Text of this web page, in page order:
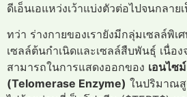
ดีเอ็นเอแหว่งเว้าแบ่งตัวต่อไปจนกลาย
ทว่า ร่างกายของเรายังมีกลุ่มเซลล์พิ
เซลล์ต้นกำเนิดและเซลล์สืบพันธุ์ เนื่อ
สามารถในการแสดงออกของ เอนไซ
(Telomerase Enzyme) ในปริมาณสู